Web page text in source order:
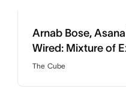
Arnab Bose,
Wired: Mixture of
The Cube